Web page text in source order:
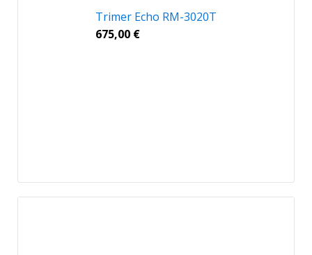
Trimer Echo RM-3020T
675,00 €